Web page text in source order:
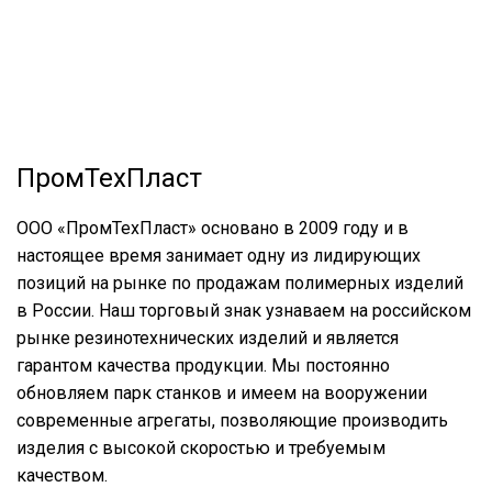
ПромТехПласт
ООО «ПромТехПласт» основано в 2009 году и в
настоящее время занимает одну из лидирующих
позиций на рынке по продажам полимерных изделий
в России. Наш торговый знак узнаваем на российском
рынке резинотехнических изделий и является
гарантом качества продукции. Мы постоянно
обновляем парк станков и имеем на вооружении
современные агрегаты, позволяющие производить
изделия с высокой скоростью и требуемым
качеством.